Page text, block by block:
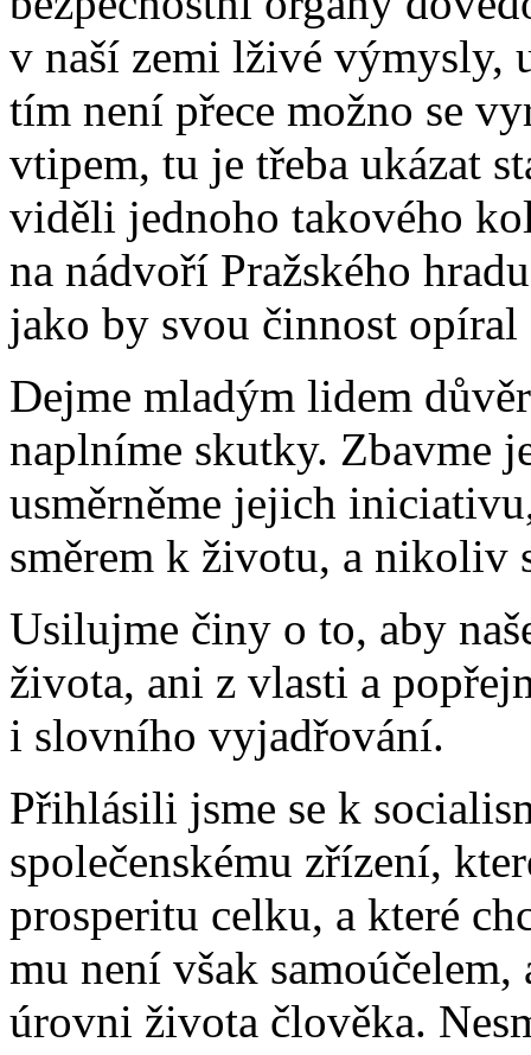
v naší zemi lživé výmysly,
tím není přece možno se
vtipem, tu je třeba ukázat
viděli jednoho takového
na nádvoří Pražského
jako by svou činnost
Dejme mladým lidem
naplníme skutky. Zbavme
usměrněme jejich
směrem k životu, a nikoliv
Usilujme činy o to, aby
života, ani z vlasti a
i slovního vyjadřování.
Přihlásili jsme se k
společenskému zřízení,
prosperitu celku, a které
mu není však
úrovni života člověka.